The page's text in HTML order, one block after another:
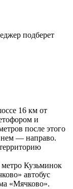
подберет
16 км от
и
после этого
нем — направо.
Кузьминок
автобус
«Мячково».